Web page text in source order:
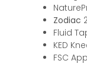
Zodiac
Fluid
KED
FSC